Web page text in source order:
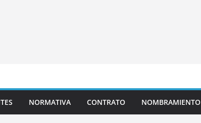
NORMATIVA CONTRATO NOMBRAMIENTO